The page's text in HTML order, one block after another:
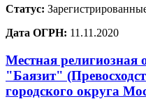
Статус:
Дата ОГРН: 11.11.2020
Местная религиозная
"Баязит"
городского округа